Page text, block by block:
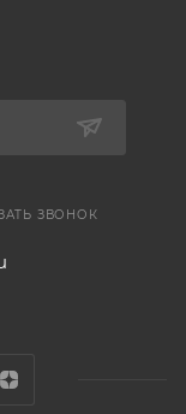
ЗВОНОК